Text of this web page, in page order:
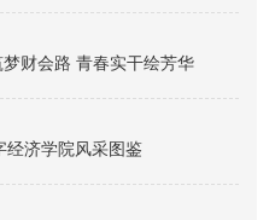
财会路 青春实干绘芳华
经济学院风采图鉴